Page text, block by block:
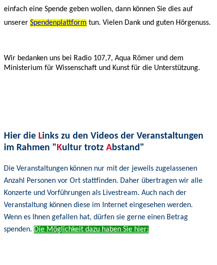
einfach eine Spende geben wollen, dann können Sie dies auf
unserer Spendenplattform tun. Vielen Dank und guten Hörgenuss.
Wir bedanken uns bei Radio 107,7, Aqua Römer und dem
Ministerium für Wissenschaft und Kunst für die Unterstützung.
Hier die Links zu den Videos der Veranstaltungen
im Rahmen " Kultur trotz Abstand"
Die Veranstaltungen können nur mit der jeweils zugelassenen
Anzahl Personen vor Ort stattfinden. Daher übertragen wir alle
Konzerte und Vorführungen als Livestream. Auch nach der
Veranstaltung können diese im Internet eingesehen werden.
Wenn es Ihnen gefallen hat, dürfen sie gerne einen Betrag
spenden. Die Möglichkeit dazu haben Sie hier: